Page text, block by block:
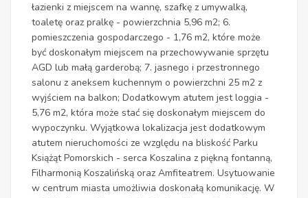
łazienki z miejscem na wannę, szafkę z umywalką,
toaletę oraz pralkę - powierzchnia 5,96 m2; 6.
pomieszczenia gospodarczego - 1,76 m2, które może
być doskonałym miejscem na przechowywanie sprzętu
AGD lub małą garderobą; 7. jasnego i przestronnego
salonu z aneksem kuchennym o powierzchni 25 m2 z
wyjściem na balkon; Dodatkowym atutem jest loggia -
5,76 m2, która może stać się doskonałym miejscem do
wypoczynku. Wyjątkowa lokalizacja jest dodatkowym
atutem nieruchomości ze względu na bliskość Parku
Książąt Pomorskich - serca Koszalina z piękną fontanną,
Filharmonią Koszalińską oraz Amfiteatrem. Usytuowanie
w centrum miasta umożliwia doskonałą komunikację. W